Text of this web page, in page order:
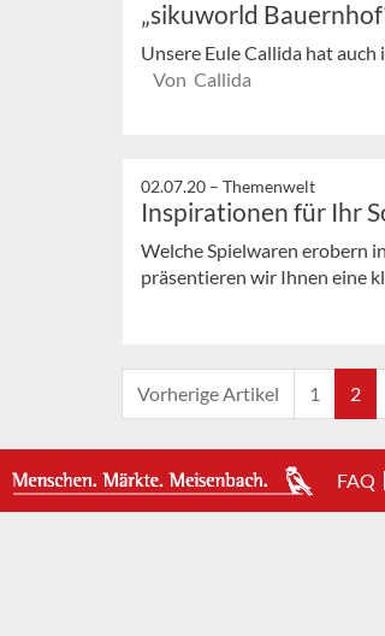
„sikuworld
Unsere Eule Callida hat
Von Callida
02.07.20 – Themenwelt
Inspirationen für Ihr
Welche Spielwaren erobern
präsentieren wir Ihnen eine
Vorherige Artikel 1 2
FAQ